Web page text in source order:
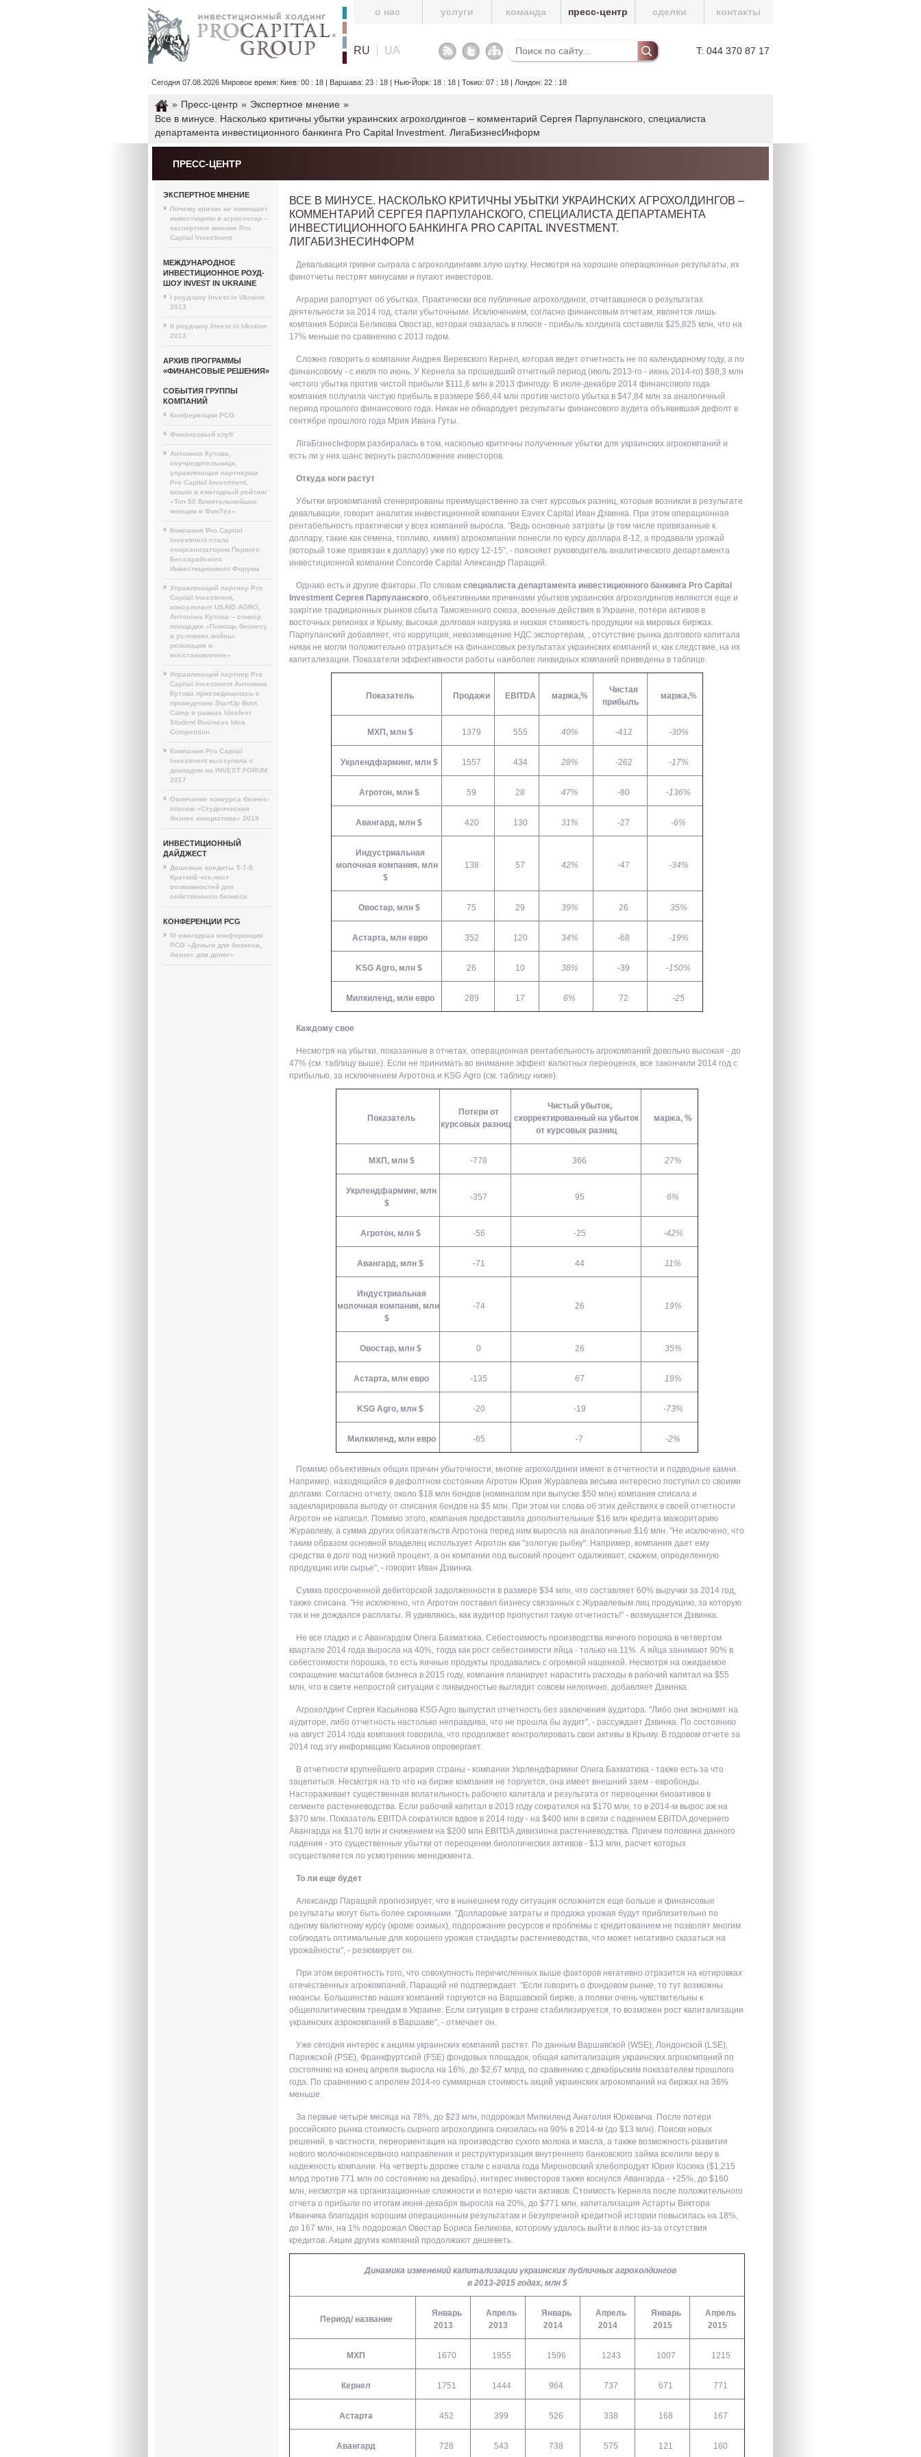
о нас услуги команда пресс-центр сделки контакты
RU UA T: 044 370 87 17
Сегодня 07.08.2026 Мировое время: Киев: 00 : 18 | Варшава: 23 : 18 | Нью-Йорк: 18 : 18 | Токио: 07 : 18 | Лондон: 22 : 18
» Пресс-центр » Экспертное мнение »
Все в минусе. Насколько критичны убытки украинских агрохолдингов – комментарий Сергея Парпуланского, специалиста
департамента инвестиционного банкинга Pro Сapital Investment. ЛигаБизнесИнформ
ПРЕСС-ЦЕНТР
ЭКСПЕРТНОЕ МНЕНИЕ
Почему кризис не помешает
инвестициям в агросектор –
экспертное мнение Pro
Capital Investment
МЕЖДУНАРОДНОЕ
ИНВЕСТИЦИОННОЕ РОУД-
ШОУ INVEST IN UKRAINE
I роуд-шоу Invest in Ukraine
2013
II роуд-шоу Invest in Ukraine
2013
АРХИВ ПРОГРАММЫ
«ФИНАНСОВЫЕ РЕШЕНИЯ»
СОБЫТИЯ ГРУППЫ
КОМПАНИЙ
Конференции PCG
Финансовый клуб
Антонина Кутова,
соучредительница,
управляющая партнерша
Pro Capital Investment,
вошла в ежегодный рейтинг
«Топ 50 Влиятельнейших
женщин в ФинТех»
Компания Pro Capital
Investment стала
соорганизатором Первого
Бессарабского
Инвестиционного Форума
Управляющий партнер Pro
Capital Investment,
консультант USAID AGRO,
Антонина Кутова – спикер
площадки «Помощь бизнесу
в условиях войны:
релокация и
восстановление»
Управляющий партнер Pro
Capital Investment Антонина
Кутова присоединилась к
проведению StartUp Boot
Camp в рамках Ideafest
Student Business Idea
Competition
Компания Pro Capital
Investment выступила с
докладом на INVEST FORUM
2017
Окончание конкурса бизнес-
планов «Студенческая
бизнес инициатива» 2019
ИНВЕСТИЦИОННЫЙ
ДАЙДЖЕСТ
Дешевые кредиты 5-7-9.
Краткий чек-лист
возможностей для
собственного бизнеса
КОНФЕРЕНЦИИ PCG
III ежегодная конференция
PCG «Деньги для бизнеса,
бизнес для денег»
ВСЕ В МИНУСЕ. НАСКОЛЬКО КРИТИЧНЫ УБЫТКИ УКРАИНСКИХ АГРОХОЛДИНГОВ –
КОММЕНТАРИЙ СЕРГЕЯ ПАРПУЛАНСКОГО, СПЕЦИАЛИСТА ДЕПАРТАМЕНТА
ИНВЕСТИЦИОННОГО БАНКИНГА PRO СAPITAL INVESTMENT.
ЛИГАБИЗНЕСИНФОРМ
Девальвация гривни сыграла с агрохолдингами злую шутку. Несмотря на хорошие операционные результаты, их
финотчеты пестрят минусами и пугают инвесторов.
Аграрии рапортуют об убытках. Практически все публичные агрохолдинги, отчитавшиеся о результатах
деятельности за 2014 год, стали убыточными. Исключением, согласно финансовым отчетам, является лишь
компания Бориса Беликова Овостар, которая оказалась в плюсе - прибыль холдинга составила $25,825 млн, что на
17% меньше по сравнению с 2013 годом.
Сложно говорить о компании Андрея Веревского Кернел, которая ведет отчетность не по календарному году, а по
финансовому - с июля по июнь. У Кернела за прошедший отчетный период (июль 2013-го - июнь 2014-го) $98,3 млн
чистого убытка против чистой прибыли $111,6 млн в 2013 фингоду. В июле-декабре 2014 финансового года
компания получила чистую прибыль в размере $66,44 млн против чистого убытка в $47,84 млн за аналогичный
период прошлого финансового года. Никак не обнародует результаты финансового аудита объявившая дефолт в
сентябре прошлого года Мрия Ивана Гуты.
ЛігаБізнесІнформ разбиралась в том, насколько критичны полученные убытки для украинских агрокомпаний и
есть ли у них шанс вернуть расположение инвесторов.
Откуда ноги растут
Убытки агрокомпаний сгенерированы преимущественно за счет курсовых разниц, которые возникли в результате
девальвации, говорит аналитик инвестиционной компании Eavex Capital Иван Дзвинка. При этом операционная
рентабельность практически у всех компаний выросла. "Ведь основные затраты (в том числе привязанные к
доллару, такие как семена, топливо, химия) агрокомпании понесли по курсу доллара 8-12, а продавали урожай
(который тоже привязан к доллару) уже по курсу 12-15", - поясняет руководитель аналитического департамента
инвестиционной компании Concorde Capital Александр Паращий.
Однако есть и другие факторы. По словам специалиста департамента инвестиционного банкинга Pro Сapital
Investment Сергея Парпуланского , объективными причинами убытков украинских агрохолдингов являются еще и
закрітие традиционных рынков сбыта Таможенного союза, военные действия в Украине, потери активов в
восточных регионах и Крыму, высокая долговая нагрузка и низкая стоимость продукции на мировых биржах.
Парпуланский добавляет, что коррупция, невозмещение НДС экспортерам, , отсутствие рынка долгового капитала
никак не могли положительно отразиться на финансовых результатах украинских компаний и, как следствие, на их
капитализации. Показатели эффективности работы наиболее ликвидных компаний приведены в таблице.
Показатель Продажи EBITDA маржа,%
Чистая
прибыль
маржа,%
МХП, млн $ 1379 555 40% -412 -30%
Укрлендфарминг, млн $ 1557 434 28% -262 -17%
Агротон, млн $ 59 28 47% -80 -136%
Авангард, млн $ 420 130 31% -27 -6%
Индустриальная
молочная компания, млн
$
138 57 42% -47 -34%
Овостар, млн $ 75 29 39% 26 35%
Астарта, млн евро 352 120 34% -68 -19%
KSG Agro, млн $ 26 10 38% -39 -150%
Милкиленд, млн евро 289 17 6% 72 -25
Каждому свое
Несмотря на убытки, показанные в отчетах, операционная рентабельность агрокомпаний довольно высокая - до
47% (см. таблицу выше). Если не принимать во внимание эффект валютных переоценок, все закончили 2014 год с
прибылью, за исключением Агротона и KSG Аgro (см. таблицу ниже).
Показатель
Потери от
курсовых разниц
Чистый убыток,
скорректированный на убыток
от курсовых разниц
маржа, %
МХП, млн $ -778 366 27%
Укрлендфарминг, млн
$
-357 95 6%
Агротон, млн $ -56 -25 -42%
Авангард, млн $ -71 44 11%
Индустриальная
молочная компания, млн
$
-74 26 19%
Овостар, млн $ 0 26 35%
Астарта, млн евро -135 67 19%
KSG Agro, млн $ -20 -19 -73%
Милкиленд, млн евро -65 -7 -2%
Помимо объективных общих причин убыточности, многие агрохолдинги имеют в отчетности и подводные камни.
Например, находящийся в дефолтном состоянии Агротон Юрия Журавлева весьма интересно поступил со своими
долгами. Согласно отчету, около $18 млн бондов (номиналом при выпуске $50 млн) компания списала и
задекларировала выгоду от списания бондов на $5 млн. При этом ни слова об этих действиях в своей отчетности
Агротон не написал. Помимо этого, компания предоставила дополнительные $16 млн кредита мажоритарию
Журавлеву, а сумма других обязательств Агротона перед ним выросла на аналогичные $16 млн. "Не исключено, что
таким образом основной владелец использует Агротон как "золотую рыбку". Например, компания дает ему
средства в долг под низкий процент, а он компании под высокий процент одалживает, скажем, определенную
продукцию или сырье", - говорит Иван Дзвинка.
Сумма просроченной дебиторской задолженности в размере $34 млн, что составляет 60% выручки за 2014 год,
также списана. "Не исключено, что Агротон поставил бизнесу связанных с Журавлевым лиц продукцию, за которую
так и не дождался расплаты. Я удивляюсь, как аудитор пропустил такую отчетность!" - возмущается Дзвинка.
Не все гладко и с Авангардом Олега Бахматюка. Себестоимость производства яичного порошка в четвертом
квартале 2014 года выросла на 40%, тогда как рост себестоимости яйца - только на 11%. А яйца занимают 90% в
себестоимости порошка, то есть яичные продукты продавались с огромной наценкой. Несмотря на ожидаемое
сокращение масштабов бизнеса в 2015 году, компания планирует нарастить расходы в рабочий капитал на $55
млн, что в свете непростой ситуации с ликвидностью выглядит совсем нелогично, добавляет Дзвинка.
Агрохолдинг Сергея Касьянова KSG Agro выпустил отчетность без заключения аудитора. "Либо они экономят на
аудиторе, либо отчетность настолько неправдива, что не прошла бы аудит", - рассуждает Дзвинка. По состоянию
на август 2014 года компания говорила, что продолжает контролировать свои активы в Крыму. В годовом отчете за
2014 год эту информацию Касьянов опровергает.
В отчетности крупнейшего агрария страны - компании Укрлендфарминг Олега Бахматюка - также есть за что
зацепиться. Несмотря на то что на бирже компания не торгуется, она имеет внешний заем - евробонды.
Настораживает существенная волатильность рабочего капитала и результата от переоценки биоактивов в
сегменте растениеводства. Если рабочий капитал в 2013 году сократился на $170 млн, то в 2014-м вырос аж на
$370 млн. Показатель EBITDA сократился вдвое в 2014 году - на $400 млн в связи с падением EBITDA дочернего
Авангарда на $170 млн и снижением на $200 млн EBITDA дивизиона растениеводства. Причем половина данного
падения - это существенные убытки от переоценки биологических активов - $13 млн, расчет которых
осуществляется по усмотрению менеджмента.
То ли еще будет
Александр Паращий прогнозирует, что в нынешнем году ситуация осложнится еще больше и финансовые
результаты могут быть более скромными. "Долларовые затраты и продажа урожая будут приблизительно по
одному валютному курсу (кроме озимых), подорожание ресурсов и проблемы с кредитованием не позволят многим
соблюдать оптимальные для хорошего урожая стандарты растениеводства, что может негативно сказаться на
урожайности", - резюмирует он.
При этом вероятность того, что совокупность перечисленных выше факторов негативно отразится на котировках
отечественных агрокомпаний, Паращий не подтверждает. "Если говорить о фондовом рынке, то тут возможны
нюансы. Большинство наших компаний торгуются на Варшавской бирже, а поляки очень чувствительны к
общеполитическим трендам в Украине. Если ситуация в стране стабилизируется, то возможен рост капитализации
украинских аэрокомпаний в Варшаве", - отмечает он.
Уже сегодня интерес к акциям украинских компаний растет. По данным Варшавской (WSE), Лондонской (LSE),
Парижской (PSE), Франкфуртской (FSE) фондовых площадок, общая капитализация украинских агрокомпаний по
состоянию на конец апреля выросла на 16%, до $2,67 млрд, по сравнению с декабрьским показателем прошлого
года. По сравнению с апрелем 2014-го суммарная стоимость акций украинских агрокомпаний на биржах на 36%
меньше.
За первые четыре месяца на 78%, до $23 млн, подорожал Милкиленд Анатолия Юркевича. После потери
российского рынка стоимость сырного агрохолдинга снизилась на 90% в 2014-м (до $13 млн). Поиски новых
решений, в частности, переориентация на производство сухого молока и масла, а также возможность развития
нового молочноконсервного направления и реструктуризация внутреннего банковского займа вселили веру в
надежность компании. На четверть дороже стали с начала года Мироновский хлебопродукт Юрия Косюка ($1,215
млрд против 771 млн по состоянию на декабрь), интерес инвесторов также коснулся Авангарда - +25%, до $160
млн, несмотря на организационные сложности и потерю части активов. Стоимость Кернела после положительного
отчета о прибыли по итогам июня-декабря выросла на 20%, до $771 млн, капитализация Астарты Виктора
Иванчика благодаря хорошим операционным результатам и безупречной кредитной истории повысилась на 18%,
до 167 млн, на 1% подорожал Овостар Бориса Беликова, которому удалось выйти в плюс из-за отсутствия
кредитов. Акции других компаний продолжают дешеветь.
Динамика изменений капитализации украинских публичных агрохолдингов
в 2013-2015 годах, млн $
Период/ название
Январь
2013
Апрель
2013
Январь
2014
Апрель
2014
Январь
2015
Апрель
2015
МХП 1670 1955 1596 1243 1007 1215
Кернел 1751 1444 964 737 671 771
Астарта 452 399 526 338 168 167
Авангард 728 543 738 575 121 160